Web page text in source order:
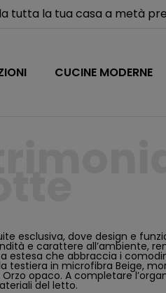
tutta la tua casa a metà
CUCINE MODERNE
esclusiva, dove design e
e carattere all’ambiente,
estesa che abbraccia i
testiera in microfibra Beige,
opaco. A completare
del letto.